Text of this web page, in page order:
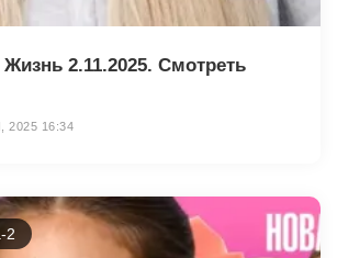
2.11.2025. Смотреть
16:34
2